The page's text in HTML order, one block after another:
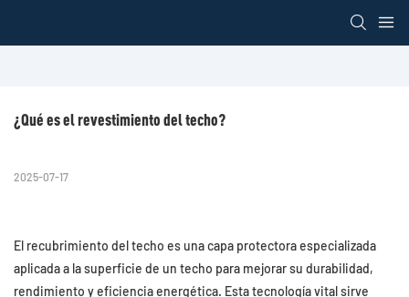
¿Qué es el revestimiento del techo?
2025-07-17
El recubrimiento del techo es una capa protectora especializada
aplicada a la superficie de un techo para mejorar su durabilidad,
rendimiento y eficiencia energética. Esta tecnología vital sirve